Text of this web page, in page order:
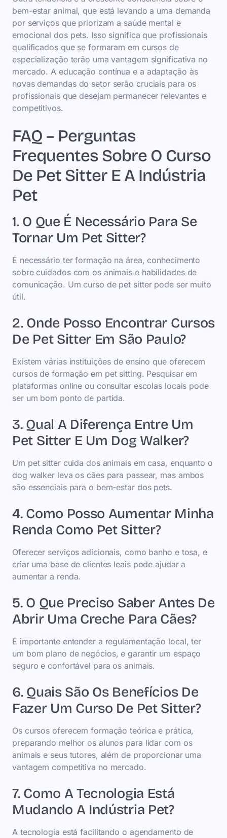
bem-estar animal, que está levando a uma demanda
por serviços que priorizam a saúde mental e
emocional dos pets. Isso significa que profissionais
qualificados que se formaram em cursos de
especialização terão uma vantagem significativa no
mercado. A educação contínua e a adaptação às
novas demandas do setor serão cruciais para os
profissionais que desejam permanecer relevantes e
competitivos.
FAQ – Perguntas
Frequentes Sobre O Curso
De Pet Sitter E A Indústria
Pet
1. O Que É Necessário Para Se
Tornar Um Pet Sitter?
É necessário ter formação na área, conhecimento
sobre cuidados com os animais e habilidades de
comunicação. Um curso de pet sitter pode ser muito
útil.
2. Onde Posso Encontrar Cursos
De Pet Sitter Em São Paulo?
Existem várias instituições de ensino que oferecem
cursos de formação em pet sitting. Pesquisar em
plataformas online ou consultar escolas locais pode
ser um bom ponto de partida.
3. Qual A Diferença Entre Um
Pet Sitter E Um Dog Walker?
Um pet sitter cuida dos animais em casa, enquanto o
dog walker leva os cães para passear, mas ambos
são essenciais para o bem-estar dos pets.
4. Como Posso Aumentar Minha
Renda Como Pet Sitter?
Oferecer serviços adicionais, como banho e tosa, e
criar uma base de clientes leais pode ajudar a
aumentar a renda.
5. O Que Preciso Saber Antes De
Abrir Uma Creche Para Cães?
É importante entender a regulamentação local, ter
um bom plano de negócios, e garantir um espaço
seguro e confortável para os animais.
6. Quais São Os Benefícios De
Fazer Um Curso De Pet Sitter?
Os cursos oferecem formação teórica e prática,
preparando melhor os alunos para lidar com os
animais e seus tutores, além de proporcionar uma
vantagem competitiva no mercado.
7. Como A Tecnologia Está
Mudando A Indústria Pet?
A tecnologia está facilitando o agendamento de